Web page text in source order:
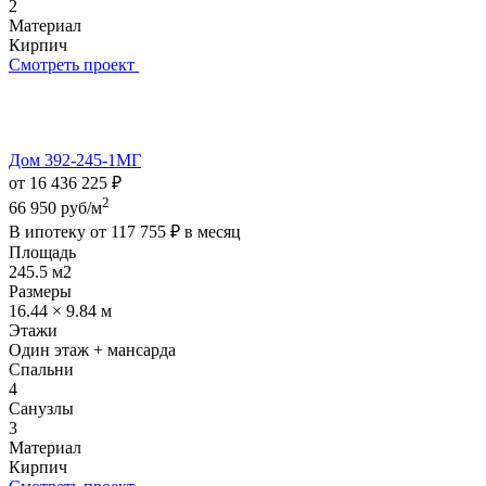
2
Материал
Кирпич
Смотреть проект
Дом 392-245-1МГ
от 16 436 225 ₽
66 950 руб/м2
В ипотеку от 117 755 ₽ в месяц
Площадь
245.5 м2
Размеры
16.44 × 9.84 м
Этажи
Один этаж + мансарда
Спальни
4
Санузлы
3
Материал
Кирпич